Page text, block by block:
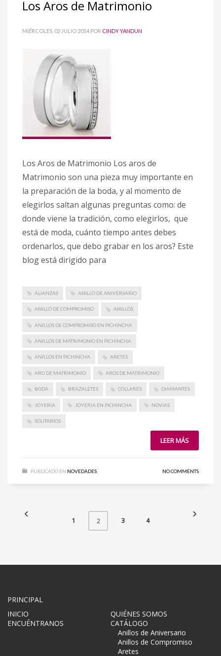
Los Aros de Matrimonio
MIÉRCOLES, 02 JULIO 2014 POR CINDY YANDUN
Los Aros de Matrimonio Los aros de
Matrimonio son una pieza muy importante en
la preparación de la boda, y al momento de
elegirlos saltan algunas preguntas como: de
donde viene la tradición, como elegirlos, que
está de moda, cuánto tiempo antes debes
ordenarlos, que debo grabar en los aros? Este
blog está dirigido para
ALIANZAS ANILLO DE ANIVERSARIO
ANILLO DE COMPROMISO ANILLOS
ANILLOS DE COMPROMISO EN PICHINCHA
ANILLOS DE MATRIMONIO EN PICHINCHA
ANILLOS EN PICHINCHA ARETES
ARO DE MATRIMONIO AROS DE MATRIMONIO
BODA BRAZALETES COLLARES DIAMANTES
JOYERIA JOYERIA EN PICHINCHA NOVIAS
SOLITARIOS
LEER MÁS
PUBLICADO EN NOVEDADES NO COMMENTS
1 2 3 4
PRINCIPAL
INICIO
QUIÉNES SOMOS
ENCUÉNTRANOS
CATÁLOGO
Anillos de Aniversario
Anillos de Compromiso
Aretes